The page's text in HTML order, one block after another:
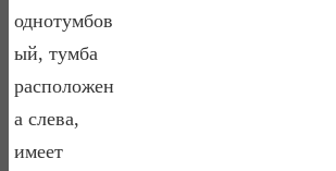
однотумбов
ый, тумба
расположен
а слева,
имеет